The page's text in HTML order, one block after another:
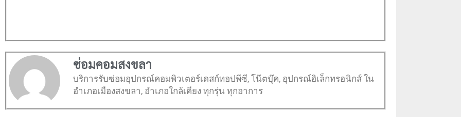
ซ่อมคอมสงขลา
บริการรับซ่อมอุปกรณ์คอมพิวเตอร์เดสก์ทอปพีซี, โน๊ตบุ๊ค, อุปกรณ์อิเล็กทรอนิกส์ ใน
อำเภอเมืองสงขลา, อำเภอใกล้เคียง ทุกรุ่น ทุกอาการ